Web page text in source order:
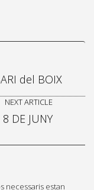
del BOIX
NEXT ARTICLE
8 DE JUNY
necessaris estan